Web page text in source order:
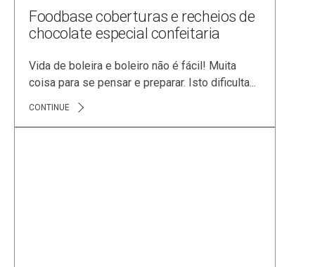
MARKETING PARA SORVETERIAS
NEWS
PRODUTOS FOODBASE
RECEITAS
SABORIZANTES
Foodbase coberturas e recheios de
chocolate especial confeitaria
Vida de boleira e boleiro não é fácil! Muita
coisa para se pensar e preparar. Isto dificulta...
CONTINUE